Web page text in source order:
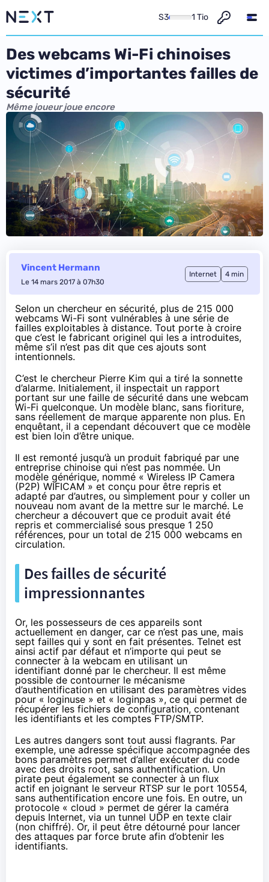
S3 1 Tio
Des webcams Wi-Fi chinoises
victimes d’importantes failles de
sécurité
Même joueur joue encore
Vincent Hermann
Le 14 mars 2017 à 07h30
Internet 4 min
Selon un chercheur en sécurité, plus de 215 000
webcams Wi-Fi sont vulnérables à une série de
failles exploitables à distance. Tout porte à croire
que c’est le fabricant originel qui les a introduites,
même s’il n’est pas dit que ces ajouts sont
intentionnels.
C’est le chercheur Pierre Kim qui a tiré la sonnette
d’alarme. Initialement, il inspectait un rapport
portant sur une faille de sécurité dans une webcam
Wi-Fi quelconque. Un modèle blanc, sans fioriture,
sans réellement de marque apparente non plus. En
enquêtant, il a cependant découvert que ce modèle
est bien loin d’être unique.
Il est remonté jusqu’à un produit fabriqué par une
entreprise chinoise qui n’est pas nommée. Un
modèle générique, nommé « Wireless IP Camera
(P2P) WIFICAM » et conçu pour être repris et
adapté par d’autres, ou simplement pour y coller un
nouveau nom avant de la mettre sur le marché. Le
chercheur a découvert que ce produit avait été
repris et commercialisé sous presque 1 250
références, pour un total de 215 000 webcams en
circulation.
Des failles de sécurité
impressionnantes
Or, les possesseurs de ces appareils sont
actuellement en danger, car ce n’est pas une, mais
sept failles qui y sont en fait présentes. Telnet est
ainsi actif par défaut et n’importe qui peut se
connecter à la webcam en utilisant un
identifiant donné par le chercheur. Il est même
possible de contourner le mécanisme
d’authentification en utilisant des paramètres vides
pour « loginuse » et « loginpas », ce qui permet de
récupérer les fichiers de configuration, contenant
les identifiants et les comptes FTP/SMTP.
Les autres dangers sont tout aussi flagrants. Par
exemple, une adresse spécifique accompagnée des
bons paramètres permet d’aller exécuter du code
avec des droits root, sans authentification. Un
pirate peut également se connecter à un flux
actif en joignant le serveur RTSP sur le port 10554,
sans authentification encore une fois. En outre, un
protocole « cloud » permet de gérer la caméra
depuis Internet, via un tunnel UDP en texte clair
(non chiffré). Or, il peut être détourné pour lancer
des attaques par force brute afin d’obtenir les
identifiants.